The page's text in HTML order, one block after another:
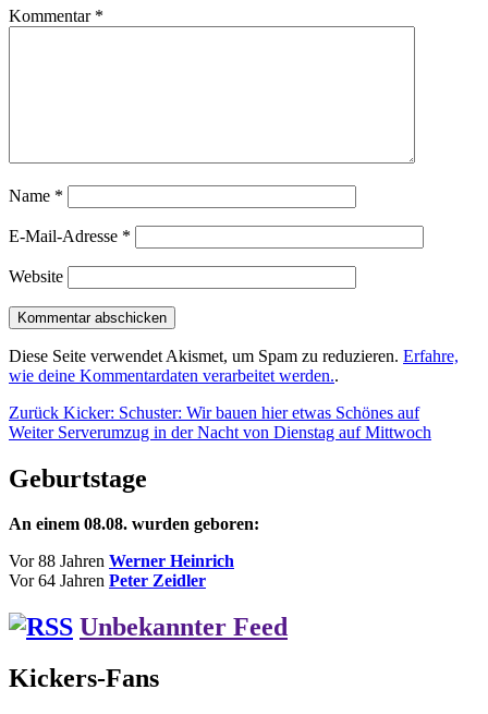
Kommentar *
Name *
E-Mail-Adresse *
Website
Diese Seite verwendet Akismet, um Spam zu reduzieren. Erfahre,
wie deine Kommentardaten verarbeitet werden..
Beitragsnavigation
Zurück Vorheriger
Beitrag:
Kicker: Schuster: Wir bauen hier etwas Schönes auf
Weiter Nächster
Serverumzug in der Nacht von Dienstag auf Mittwoch
Geburtstage
An einem 08.08. wurden geboren:
Vor 88 Jahren Werner Heinrich
Vor 64 Jahren Peter Zeidler
Unbekannter Feed
Kickers-Fans